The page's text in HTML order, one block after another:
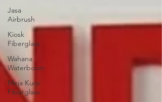
Jasa
Airbrush
Kiosk
Fiberglass
Wahana
Waterboom
Meja Kursi
Fiberglass